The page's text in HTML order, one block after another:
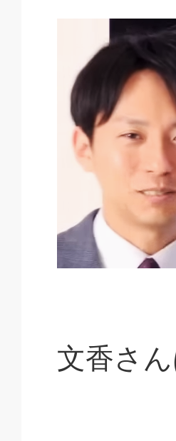
文香さ